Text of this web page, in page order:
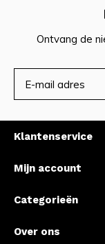
Ontvang de
Klantenservice
Mijn account
Categorieën
Over ons